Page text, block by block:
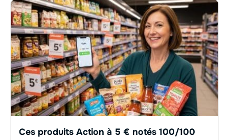
Ces produits Action à 5 € notés 100/100